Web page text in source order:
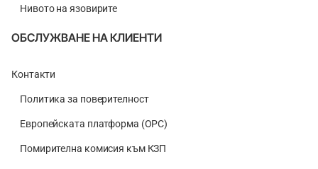
Нивото на язовирите
ОБСЛУЖВАНЕ НА КЛИЕНТИ
Контакти
Политика за поверителност
Европейската платформа (ОРС)
Помирителна комисия към КЗП